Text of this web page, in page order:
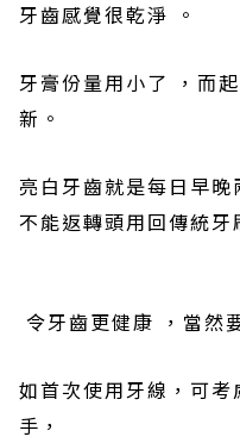
牙齒感覺很乾淨 。
牙膏份量用小了
，而
新 。
亮白牙齒就是每日早晚
不能返轉頭用回傳統牙
令牙齒更健康 ，當然
如首次使用牙線 ，可考
手，